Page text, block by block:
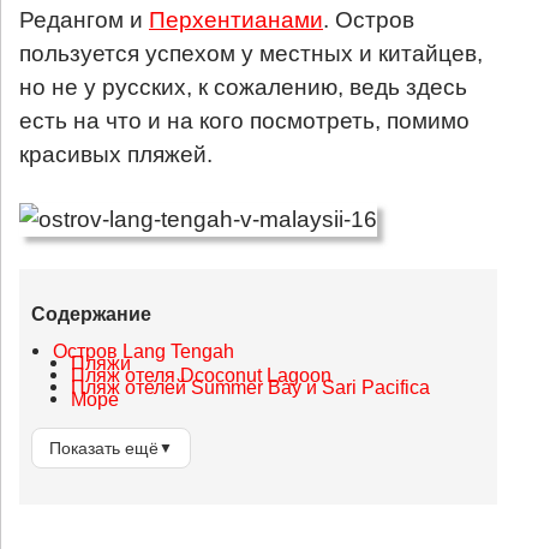
Редангом и Перхентианами. Остров
пользуется успехом у местных и китайцев,
но не у русских, к сожалению, ведь здесь
есть на что и на кого посмотреть, помимо
красивых пляжей.
Содержание
Остров Lang Tengah
Пляжи
Пляж отеля Dcoconut Lagoon
Пляж отелей Summer Bay и Sari Pacifica
Море
Показать ещё▼